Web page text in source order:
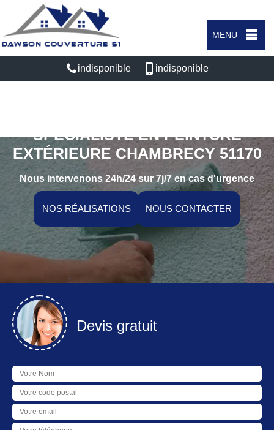
MENU
indisponible indisponible
SPÉCIALISTE EN PEINTURE
EXTÉRIEURE CHAMBRECY 51170
Nous intervenons 24h/24 sur 7j/7 en cas d'urgence
NOS RÉALISATIONS NOUS CONTACTER
Devis gratuit